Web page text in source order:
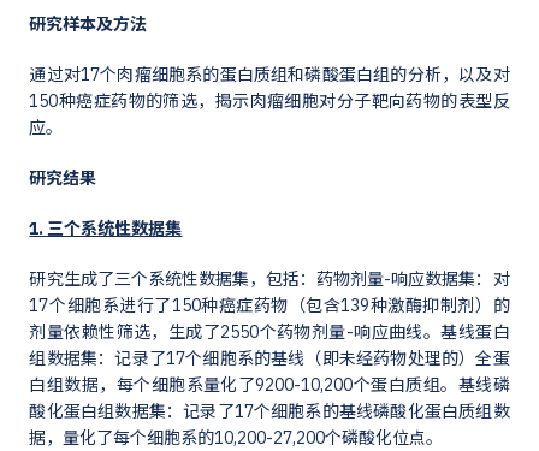
研究样本及方法
通过对17个肉瘤细胞系的蛋白质组和磷酸蛋白组的分析，以及对
150种癌症药物的筛选，揭示肉瘤细胞对分子靶向药物的表型反
应。
研究结果
1. 三个系统性数据集
研究生成了三个系统性数据集，包括：药物剂量-响应数据集：对
17个细胞系进行了150种癌症药物（包含139种激酶抑制剂）的
剂量依赖性筛选，生成了2550个药物剂量-响应曲线。基线蛋白
组数据集：记录了17个细胞系的基线（即未经药物处理的）全蛋
白组数据，每个细胞系量化了9200-10,200个蛋白质组。基线磷
酸化蛋白组数据集：记录了17个细胞系的基线磷酸化蛋白质组数
据，量化了每个细胞系的10,200-27,200个磷酸化位点。